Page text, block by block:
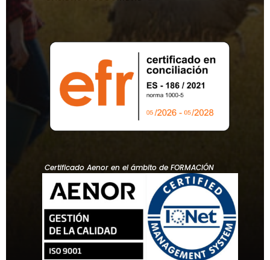
Certificado Aenor en el ámbito de FORMACIÓN